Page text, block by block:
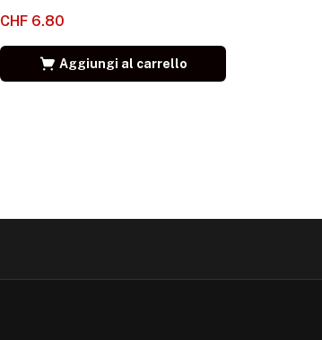
CHF6.80
Aggiungi al carrello